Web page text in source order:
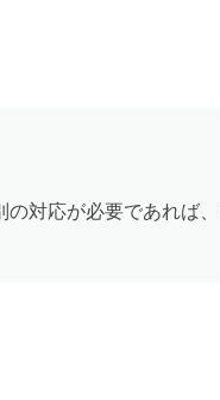
対応が必要であれば